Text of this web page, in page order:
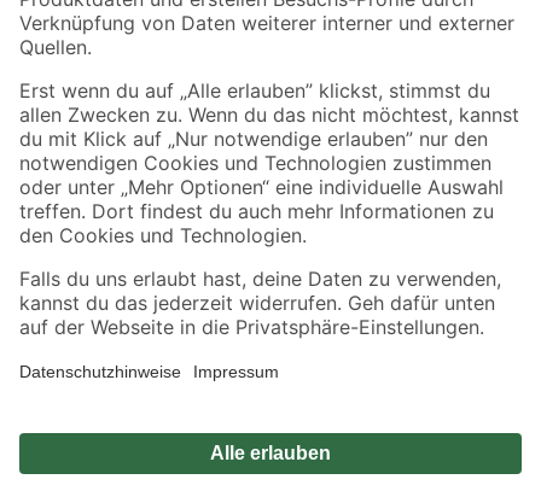
Sicher einkaufen
Jetzt die toom-App herunterladen
Alle Preisangaben in EUR inkl. gesetzl. MwSt.. Die dargestellten Angebote sind unter
Umständen nicht in allen Märkten verfügbar. Die angegebenen Verfügbarkeiten beziehen
Produkte nur solange der Vorrat reicht.
*Paketversand ab 59 € versandkostenfrei, gilt nicht für Artikel mit Speditionsversand, hier
Privatsphäre Impressum
Nutzungsbedingungen
Widerrufsrecht Vertrag widerrufen